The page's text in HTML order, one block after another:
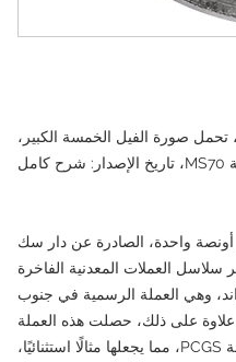
البلاتينية لعام 2020، فئة 1 أونصة، تحمل صورة الفيل الخمسة الكبير،
أونصة واحدة، الصادرة عن دار سك
2020، واحدة من أشهر سلاسل العملات المعدنية الفاخرة
في العالم. صدرت هذه العملة بفئة 20 راند، وهي العملة الرسمية في جنوب
وهي مصنوعة من بلاتين نقي بنسبة 99.95%. علاوة على ذلك، حصلت هذه العملة
على أعلى تصنيف ممكن وهو "MS70" من مؤسسة PCGS، مما يجعلها مثالًا استثنائيًا،